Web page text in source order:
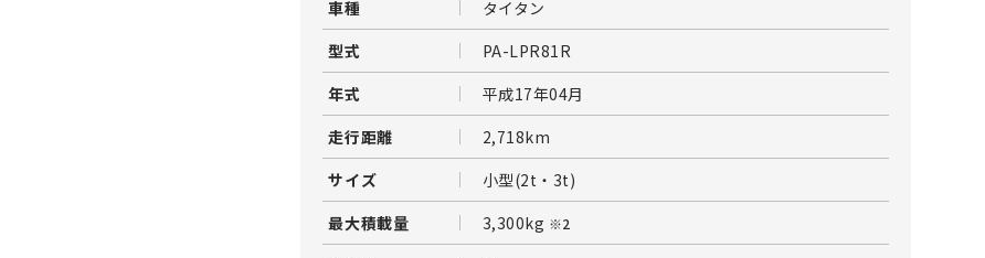
車種
タイタン
型式
PA-LPR81R
年式
平成17年04月
走行距離
2,718km
サイズ
小型(2t・3t)
最大積載量
3,300kg ※2